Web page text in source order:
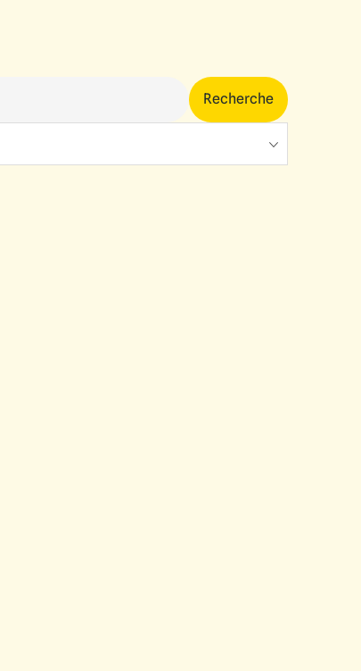
Recherche